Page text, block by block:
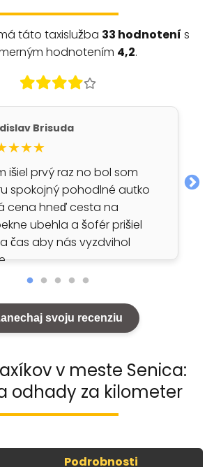
táto taxislužba 33 hodnotení s
hodnotením 4,2.
Brisuda
išiel prvý raz no bol som
spokojný pohodlné autko
cena hneď cesta na
ubehla a šofér prišiel
čas aby nás vyzdvihol
svoju recenziu
v meste Senica:
odhady za kilometer
Podrobnosti